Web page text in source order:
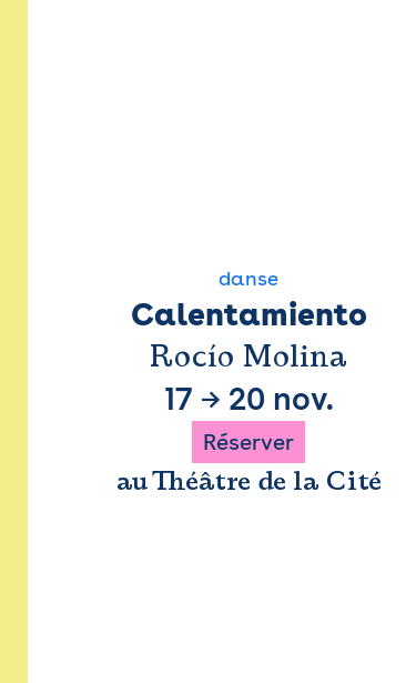
danse
Calentamiento
Rocío Molina
17 → 20 nov.
Réserver
au Théâtre de la Cité